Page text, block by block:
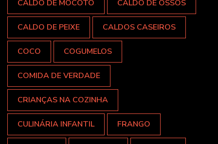
CALDO DE MOCOTÓ CALDO DE OSSOS
CALDO DE PEIXE CALDOS CASEIROS
COCO COGUMELOS
COMIDA DE VERDADE
CRIANÇAS NA COZINHA
CULINÁRIA INFANTIL FRANGO